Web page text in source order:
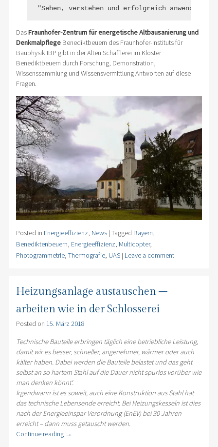
DasFraunhofer-Zentrum für energetische Altbausanierung und
DenkmalpflegeBenediktbeuern des Fraunhofer-Instituts für
Bauphysik IBP gibt in der Alten Schäfflerei im Kloster
Benediktbeuern durch Forschung, Demonstration,
Wissenssammlung und Wissensvermittlung Antworten auf diese
Fragen.
Posted in Energieeffizienz, News | Tagged Bayern,
Benediktenbeuern, Energieeffizienz, Multicopter,
Photogrammetrie, Thermografie, UAS | Leave a comment
Heizungsanlage austauschen –
arbeiten wie in der Schlosserei
Posted on 15. März 2018
Technische Bauteile erbringen täglich eine betriebliche Leistung,
damit wir es besser, schneller, angenehmer, wärmer oder auch
kälter haben. Dabei werden die Bauteile belastet und das geht
selbst an so hartem Stahl auf die Dauer nicht spurlos vorüber wie
man denken könnt‘.
Irgendwann ist es soweit, auch eine Konstruktion aus Stahl hat
das technische Lebensende erreicht. Bei Heizungskesseln ist dies
nach der Energieeinspar Verordnung (EnEV) bei 30 Jahren
erreicht – dann muss getauscht werden.
Continue reading →